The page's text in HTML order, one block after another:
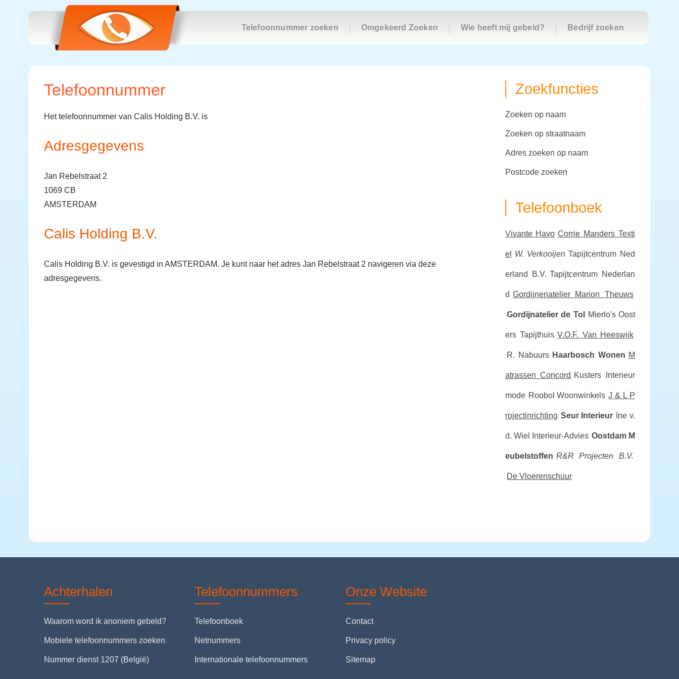
Telefoonnummer zoeken Omgekeerd Zoeken Wie heeft mij gebeld? Bedrijf zoeken
Telefoonnummer
Het telefoonnummer van Calis Holding B.V. is
Adresgegevens
Jan Rebelstraat 2
1069 CB
AMSTERDAM
Calis Holding B.V.
Calis Holding B.V. is gevestigd in AMSTERDAM. Je kunt naar het adres Jan Rebelstraat 2 navigeren via deze
adresgegevens.
Zoekfuncties
zoeken op naam
zoeken op straatnaam
adres zoeken op naam
postcode zoeken
Telefoonboek
Vivante Havo Corrie Manders Texti
el W. Verkooijen Tapijtcentrum Ned
erland B.V. Tapijtcentrum Nederlan
d Gordijnenatelier Marion Theuws
Gordijnatelier de Tol Mierlo's Oost
ers Tapijthuis V.O.F. Van Heeswijk
R. Nabuurs Haarbosch Wonen M
atrassen Concord Kusters Interieur
mode Roobol Woonwinkels J & L P
rojectinrichting Seur Interieur Ine v.
d. Wiel Interieur-Advies Oostdam M
eubelstoffen R&R Projecten B.V.
De Vloerenschuur
Achterhalen
Waarom word ik anoniem gebeld?
Mobiele telefoonnummers zoeken
Nummer dienst 1207 (België)
Telefoonnummers
Telefoonboek
Netnummers
Internationale telefoonnummers
Onze Website
Contact
Privacy policy
Sitemap